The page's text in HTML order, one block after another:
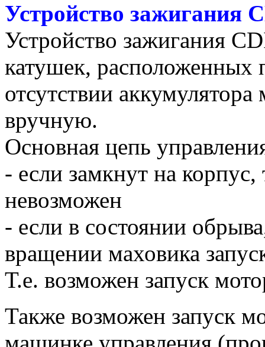
Устройство зажигания
Устройство зажигания
катушек, расположенных
отсутствии
вручную.
Основная цепь
- если замкнут на
невозможен
- если в состоянии
вращении маховика
Т.е. возможен запуск
Также возможен запуск